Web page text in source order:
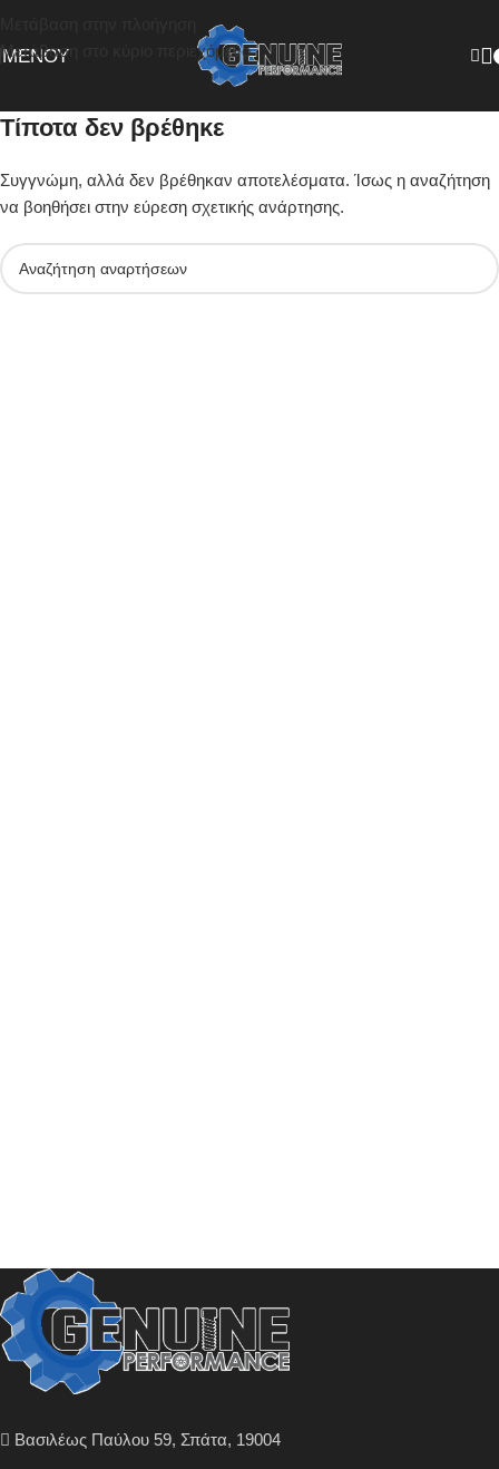
Μετάβαση στο κύριο περιεχόμενο
ΜΕΝΟΎ
Τίποτα δεν βρέθηκε
Συγγνώμη, αλλά δεν βρέθηκαν αποτελέσματα. Ίσως η αναζήτηση
να βοηθήσει στην εύρεση σχετικής ανάρτησης.
Βασιλέως Παύλου 59, Σπάτα, 19004